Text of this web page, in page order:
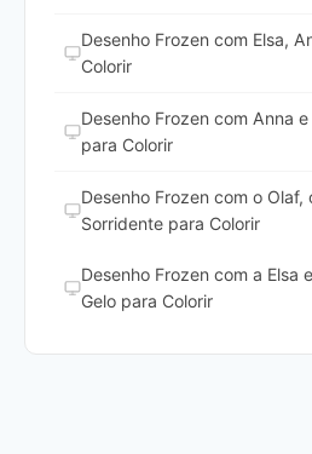
Desenho Frozen com Elsa,
Colorir
Desenho Frozen com Anna
para Colorir
Desenho Frozen com o
Sorridente para Colorir
Desenho Frozen com a Elsa
Gelo para Colorir